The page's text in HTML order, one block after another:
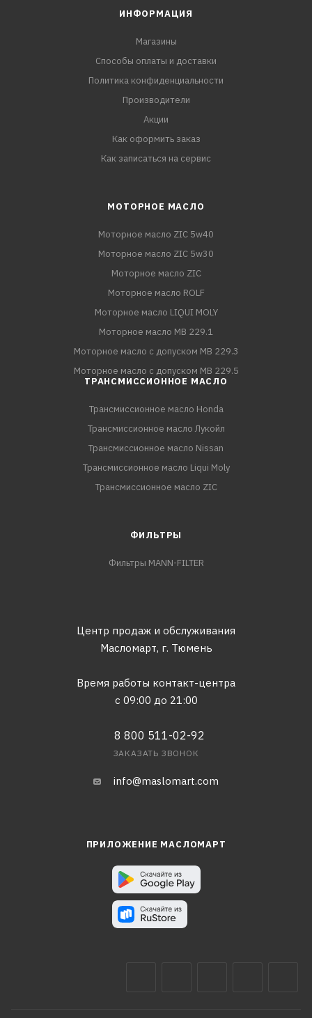
ИНФОРМАЦИЯ
Магазины
Способы оплаты и доставки
Политика конфиденциальности
Производители
Акции
Как оформить заказ
Как записаться на сервис
МОТОРНОЕ МАСЛО
Моторное масло ZIC 5w40
Моторное масло ZIC 5w30
Моторное масло ZIC
Моторное масло ROLF
Моторное масло LIQUI MOLY
Моторное масло MB 229.1
Моторное масло с допуском MB 229.3
Моторное масло с допуском MB 229.5
ТРАНСМИССИОННОЕ МАСЛО
Трансмиссионное масло Honda
Трансмиссионное масло Лукойл
Трансмиссионное масло Nissan
Трансмиссионное масло Liqui Moly
Трансмиссионное масло ZIC
ФИЛЬТРЫ
Фильтры MANN-FILTER
Центр продаж и обслуживания
Масломарт, г. Тюмень
Время работы контакт-центра
с 09:00 до 21:00
8 800 511-02-92
ЗАКАЗАТЬ ЗВОНОК
info@maslomart.com
ПРИЛОЖЕНИЕ МАСЛОМАРТ